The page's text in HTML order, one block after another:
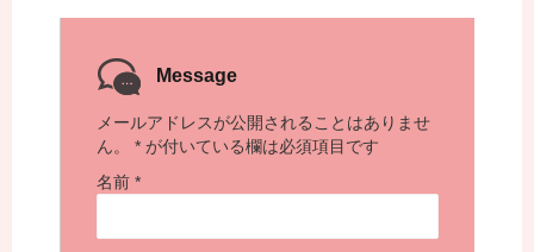
Message
メールアドレスが公開されることはありませ
ん。
* が付いている欄は必須項目です
名前 *